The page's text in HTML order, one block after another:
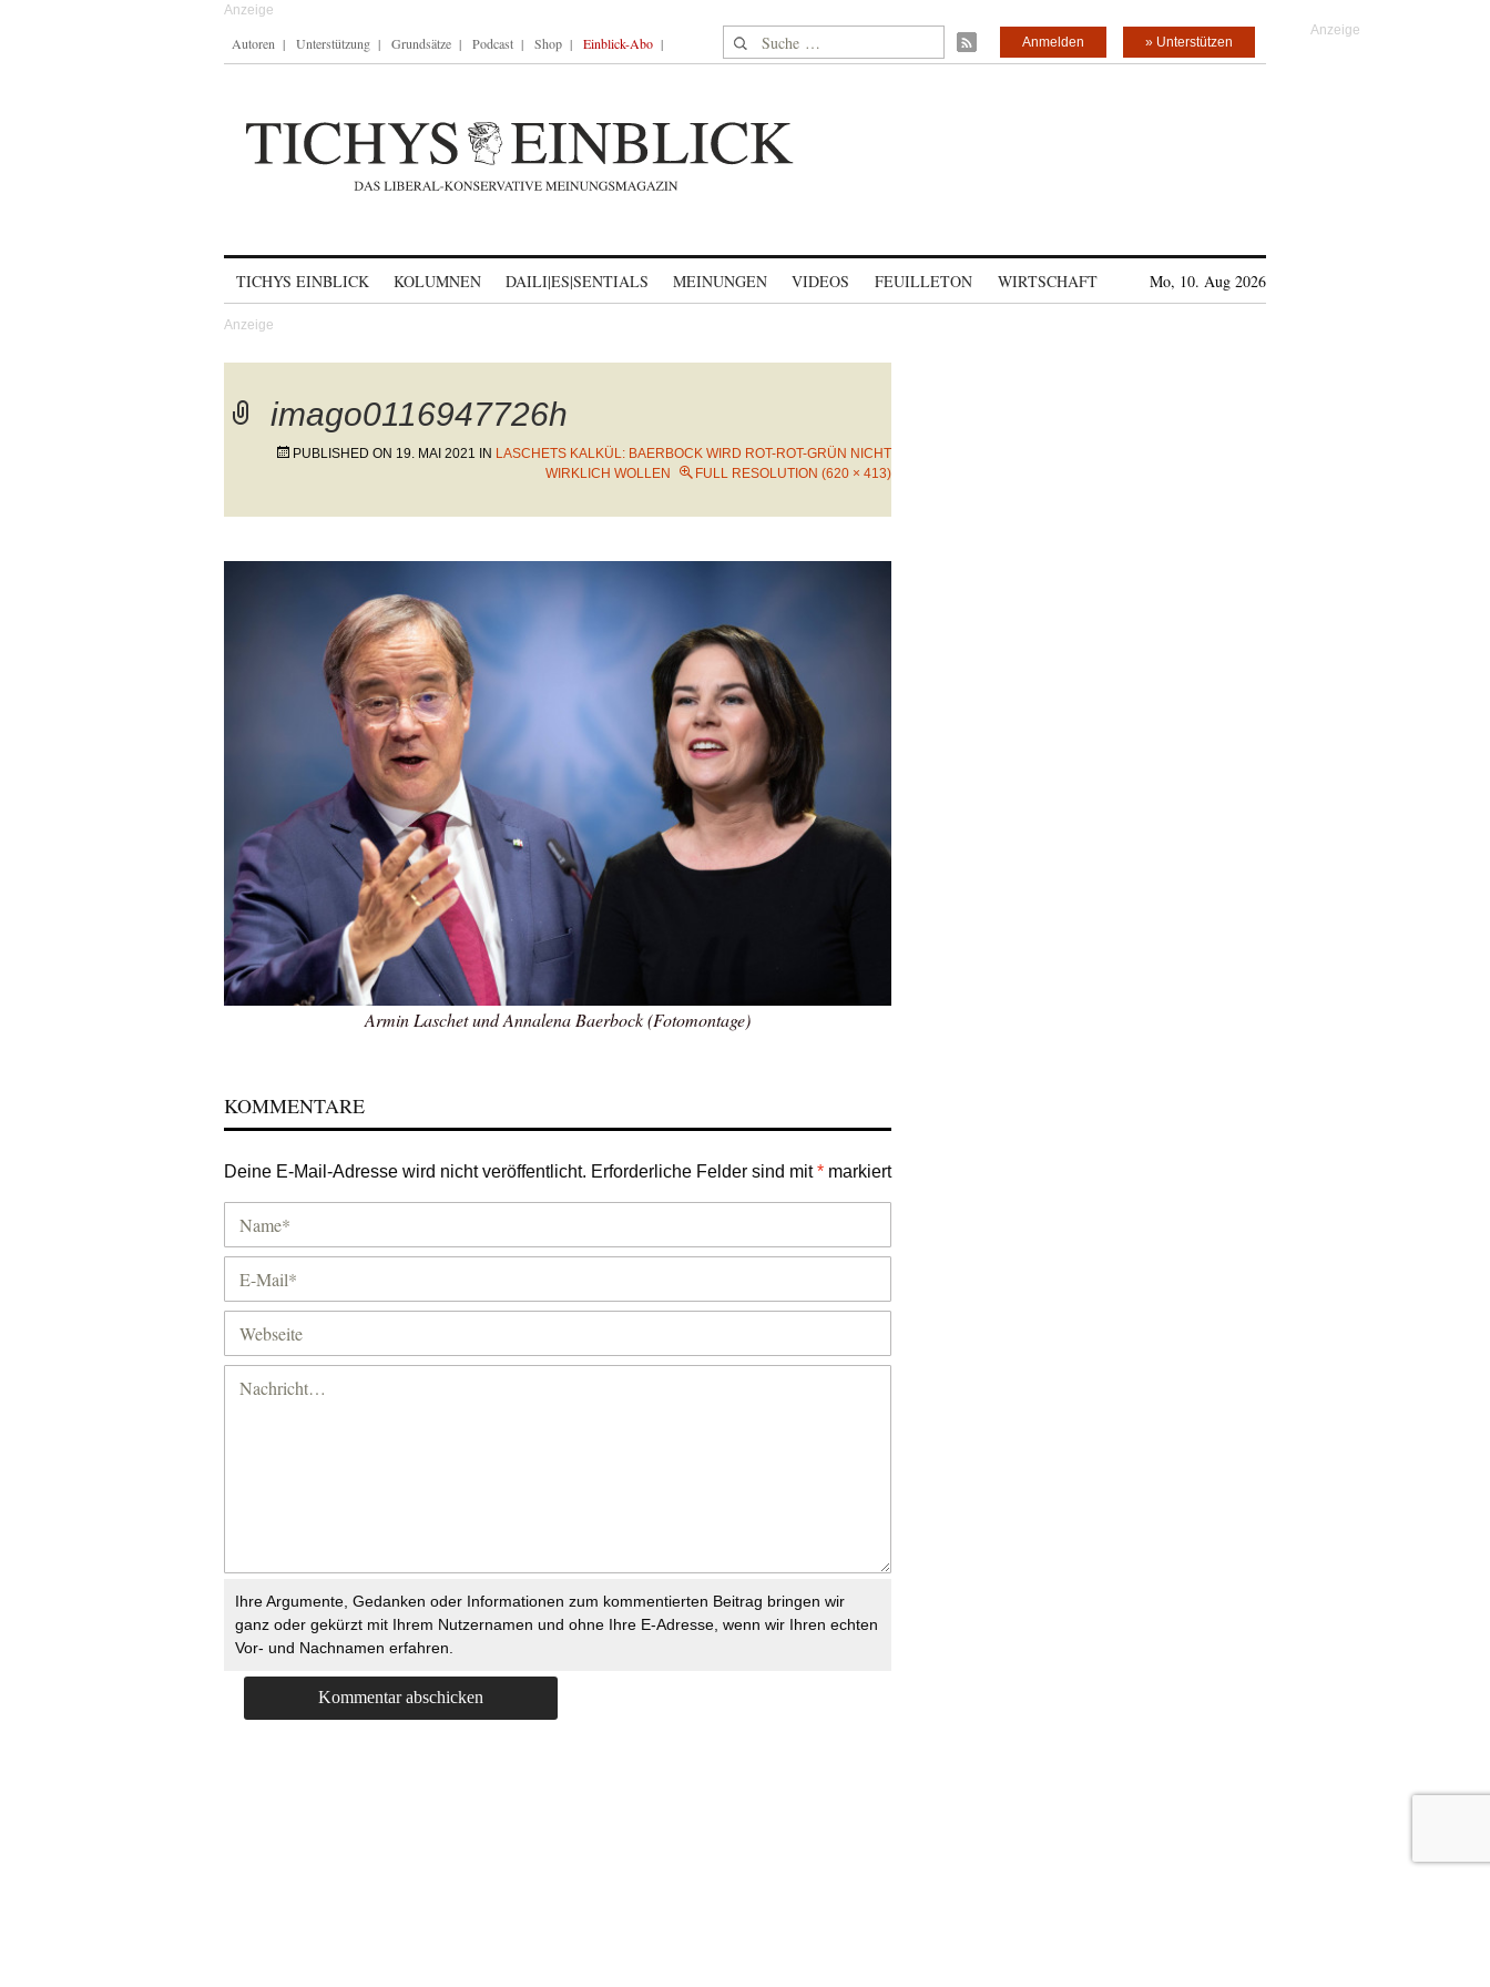
Autoren Unterstützung Grundsätze Podcast Shop Einblick-Abo Suche nach: » Unterstützen
Anmelden
TICHYS EINBLICK KOLUMNEN DAILI|ES|SENTIALS MEINUNGEN VIDEOS FEUILLETON WIRTSCHAFT Mo, 10. Aug 2026
imago0116947726h
PUBLISHED ON 19. MAI 2021 IN LASCHETS KALKÜL: BAERBOCK WIRD ROT-ROT-GRÜN NICHT
WIRKLICH WOLLEN
FULL RESOLUTION (620 × 413)
Armin Laschet und Annalena Baerbock (Fotomontage)
KOMMENTARE
Deine E-Mail-Adresse wird nicht veröffentlicht. Erforderliche Felder sind mit* markiert
Ihre Argumente, Gedanken oder Informationen zum kommentierten Beitrag bringen wir
ganz oder gekürzt mit Ihrem Nutzernamen und ohne Ihre E-Adresse, wenn wir Ihren echten
Vor- und Nachnamen erfahren.